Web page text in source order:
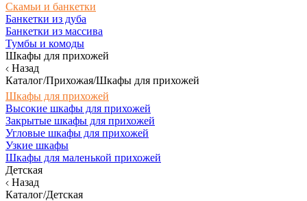
Скамьи и банкетки
Банкетки из дуба
Банкетки из массива
Тумбы и комоды
Шкафы для прихожей
Назад
Каталог/Прихожая/Шкафы для прихожей
Шкафы для прихожей
Высокие шкафы для прихожей
Закрытые шкафы для прихожей
Угловые шкафы для прихожей
Узкие шкафы
Шкафы для маленькой прихожей
Детская
Назад
Каталог/Детская